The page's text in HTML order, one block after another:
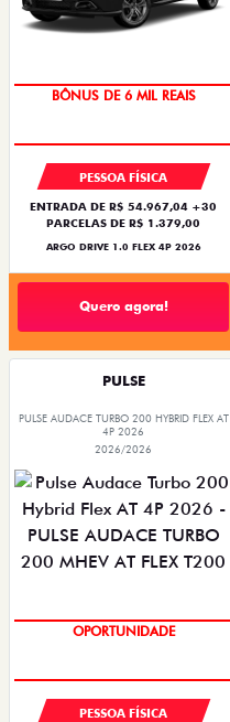
TAXA ZERO
PESSOA FÍSICA
ENTRADA DE R$ 54.967,04 +30
PARCELAS DE R$ 1.379,00
ARGO DRIVE 1.0 FLEX 4P 2026
Quero agora!
PULSE
PULSE AUDACE TURBO 200 HYBRID FLEX AT
4P 2026
2026/2026
OPORTUNIDADE
PESSOA FÍSICA